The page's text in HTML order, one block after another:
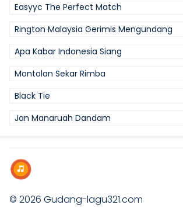
Easyyc The Perfect Match
Rington Malaysia Gerimis Mengundang
Apa Kabar Indonesia Siang
Montolan Sekar Rimba
Black Tie
Jan Manaruah Dandam
© 2026 Gudang-lagu321.com